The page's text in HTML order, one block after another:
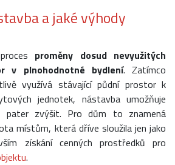
a jaké výhody
proměny dosud nevyužitých
v plnohodnotné bydlení. Zatímco
využívá stávající půdní prostor k
jednotek, nástavba umožňuje
zvýšit. Pro dům to znamená
místům, která dříve sloužila jen jako
získání cenných prostředků pro
.